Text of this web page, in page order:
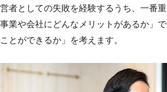
営者としての失敗を経験するうち、一番
事業や会社にどんなメリットがあるか」
ことができるか」を考えます。